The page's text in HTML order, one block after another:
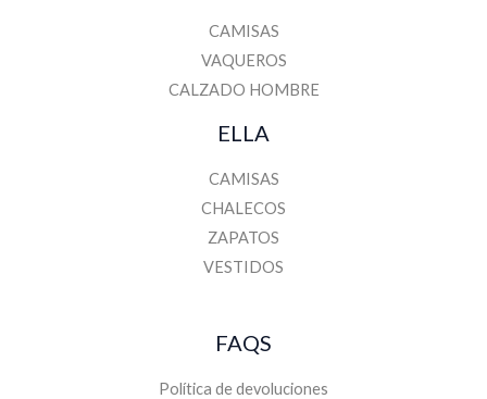
CAMISAS
VAQUEROS
CALZADO HOMBRE
ELLA
CAMISAS
CHALECOS
ZAPATOS
VESTIDOS
FAQS
Política de devoluciones